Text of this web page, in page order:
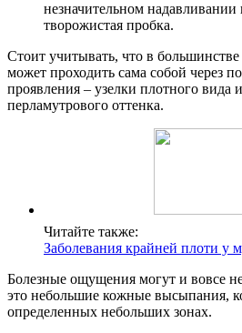
незначительном надавливании
творожистая пробка.
Стоит учитывать, что в
может проходить сама собой через
проявления – узелки плотного вида
перламутрового оттенка.
Читайте также:
Заболевания крайней плоти у
Болезные ощущения могут и вовсе
это небольшие кожные высыпания,
определенных небольших зонах.